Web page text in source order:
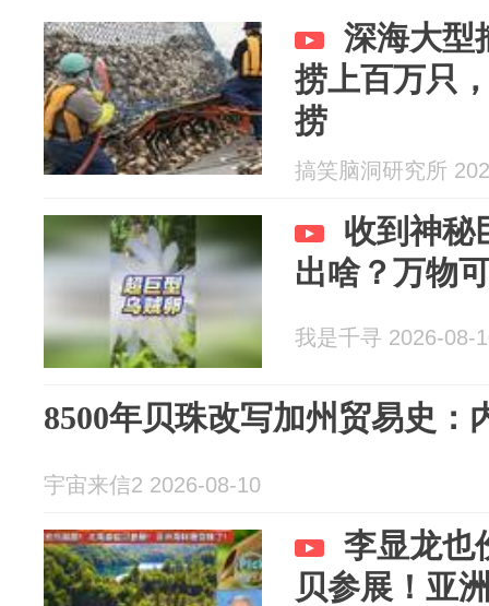
深海大型
捞上百万只
捞
搞笑脑洞研究所
收到神秘
出啥？万物
我是千寻 2026-08-
8500年贝珠改写加州贸易史：
宇宙来信2 2026-08-10
李显龙也
贝参展！亚